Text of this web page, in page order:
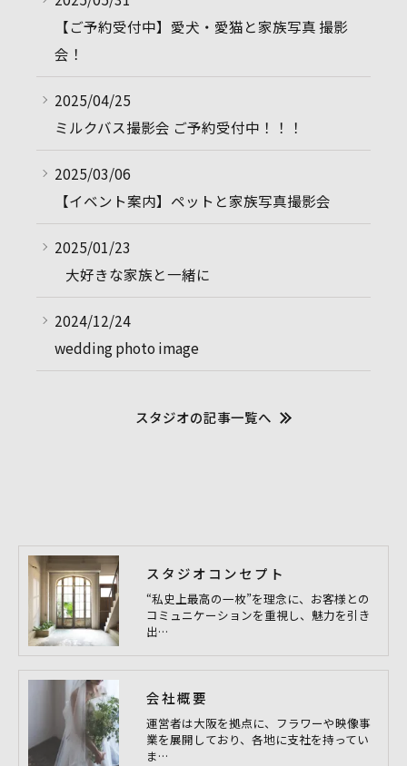
【ご予約受付中】愛犬・愛猫と家族写真 撮影
会！
2025/04/25
ミルクバス撮影会 ご予約受付中！！！
2025/03/06
【イベント案内】ペットと家族写真撮影会
2025/01/23
⠀大好きな家族と一緒に
2024/12/24
wedding photo image
スタジオの記事一覧へ
スタジオコンセプト
“私史上最高の一枚”を理念に、お客様との
コミュニケーションを重視し、魅力を引き
出…
会社概要
運営者は大阪を拠点に、フラワーや映像事
業を展開しており、各地に支社を持ってい
ま…